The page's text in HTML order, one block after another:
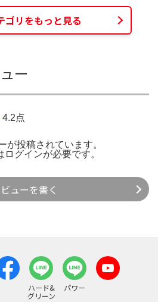
ゴリをもっと見る
ー
4.2点
が投稿されています。
ログインが必要です。
ューを書く
ハード&
グリーン
パワー